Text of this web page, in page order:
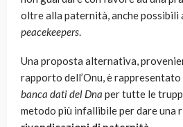
oltre alla paternità, anche possibili
peacekeepers.
Una proposta alternativa,
rapporto dell’Onu, è
banca dati del Dna per tutte le
metodo più infallibile per dare una